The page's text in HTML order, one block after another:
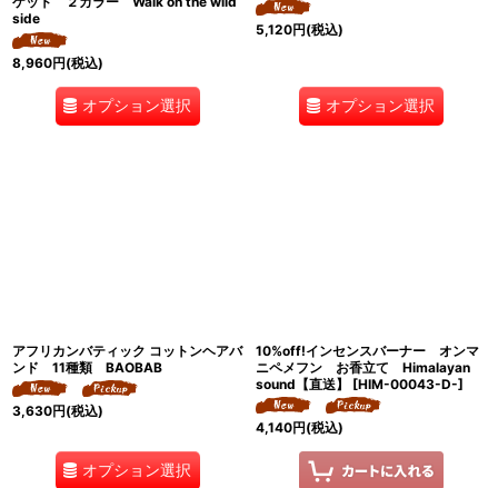
side
8,960円(税込)
オプション選択
5,120円(税込)
オプション選択
アフリカンバティック コットンヘアバ
ンド 11種類 BAOBAB
3,630円(税込)
オプション選択
10%off!インセンスバーナー オンマ
ニペメフン お香立て Himalayan
sound【直送】
[HIM-00043-D-]
4,140円(税込)